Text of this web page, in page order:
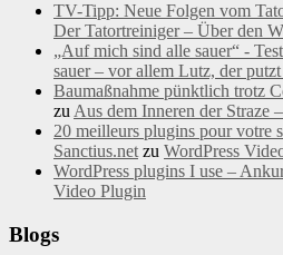
TV-Tipp: Neue Folgen vom
Der Tatortreiniger – Über den
„Auf mich sind alle sauer“ -
sauer – vor allem Lutz, der
Baumaßnahme pünktlich trotz
zu Aus dem Inneren der Straze
20 meilleurs plugins pour votre
Sanctius.net zu WordPress
WordPress plugins I use –
Video Plugin
Blogs